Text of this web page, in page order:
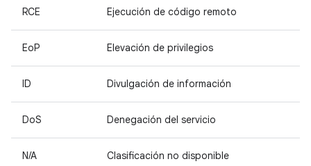
RCE Ejecución de código remoto
EoP Elevación de privilegios
ID Divulgación de información
DoS Denegación del servicio
N/A Clasificación no disponible